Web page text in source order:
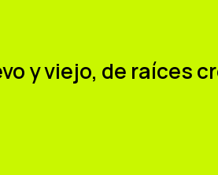
y viejo, de raíces